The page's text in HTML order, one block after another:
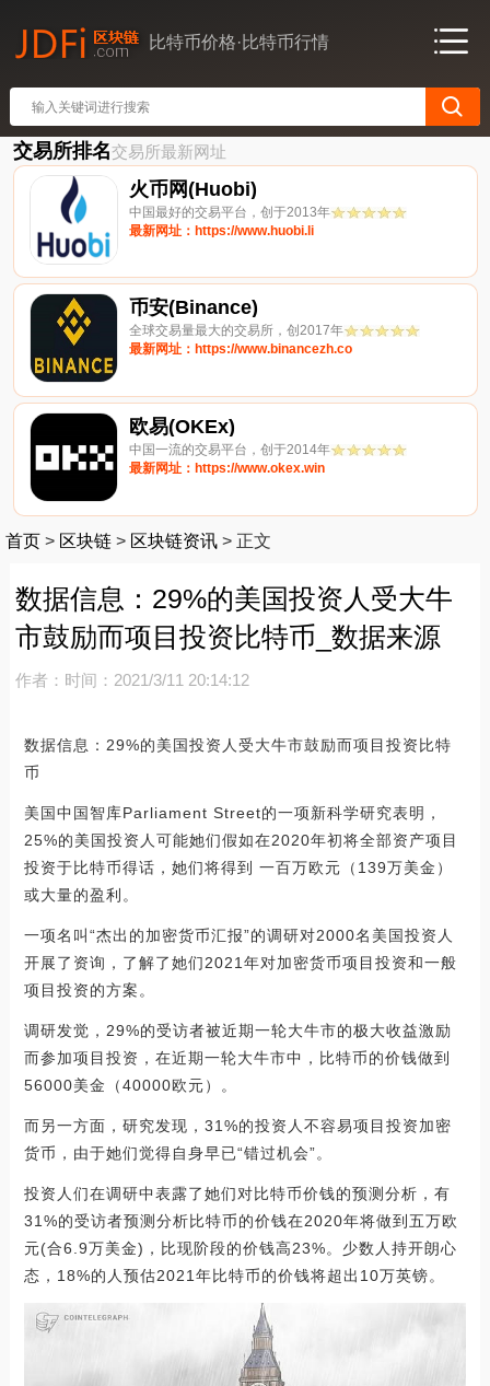
比特币价格·比特币行情
交易所排名交易所最新网址
火币网(Huobi)
中国最好的交易平台，创于2013年
最新网址：https://www.huobi.li
币安(Binance)
全球交易量最大的交易所，创2017年
最新网址：https://www.binancezh.co
欧易(OKEx)
中国一流的交易平台，创于2014年
最新网址：https://www.okex.win
首页 > 区块链 > 区块链资讯 > 正文
数据信息：29%的美国投资人受大牛
市鼓励而项目投资比特币_数据来源
作者： 时间：2021/3/11 20:14:12
数据信息：29%的美国投资人受大牛市鼓励而项目投资比特
币
美国中国智库Parliament Street的一项新科学研究表明，
25%的美国投资人可能她们假如在2020年初将全部资产项目
投资于比特币得话，她们将得到 一百万欧元（139万美金）
或大量的盈利。
一项名叫“杰出的加密货币汇报”的调研对2000名美国投资人
开展了资询，了解了她们2021年对加密货币项目投资和一般
项目投资的方案。
调研发觉，29%的受访者被近期一轮大牛市的极大收益激励
而参加项目投资，在近期一轮大牛市中，比特币的价钱做到
56000美金（40000欧元）。
而另一方面，研究发现，31%的投资人不容易项目投资加密
货币，由于她们觉得自身早已“错过机会”。
投资人们在调研中表露了她们对比特币价钱的预测分析，有
31%的受访者预测分析比特币的价钱在2020年将做到五万欧
元(合6.9万美金)，比现阶段的价钱高23%。少数人持开朗心
态，18%的人预估2021年比特币的价钱将超出10万英镑。